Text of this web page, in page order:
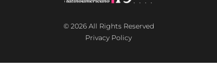
© 2026 All Rights Reserved
Privacy Policy